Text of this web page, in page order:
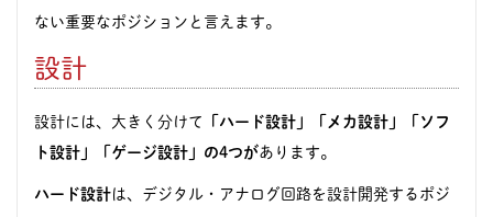
ない重要なポジションと言えます。
設計
設計には、大きく分けて
「ハード設計」「メカ設計」「ソフ
ト設計」「ゲージ設計」の4つがあります。
ハード設計は、デジタル・アナログ回路を設計開発するポジ